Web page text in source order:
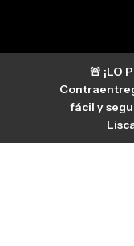
🚨 ¡LO
fácil y
Si tienes
Únete a